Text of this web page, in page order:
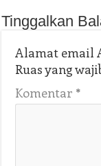
Tinggalkan
Alamat email
Ruas yang
Komentar *